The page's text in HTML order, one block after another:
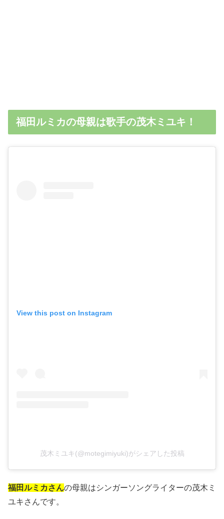
福田ルミカの母親は歌手の茂木ミユキ！
View this post on Instagram
茂木ミユキ(@motegimiyuki)がシェアした投稿
福田ルミカさんの母親はシンガーソングライターの茂木ミ
ユキさんです。